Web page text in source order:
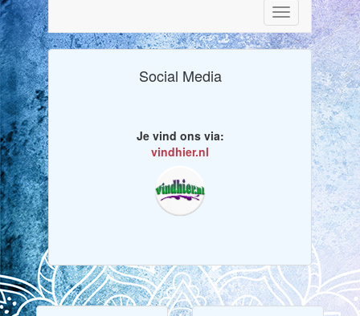
Toggle
navigation
Social Media
Je vind ons via:
vindhier.nl